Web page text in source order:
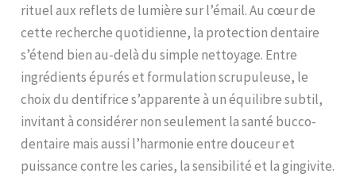
rituel aux reflets de lumière sur l’émail. Au cœur de
cette recherche quotidienne, la protection dentaire
s’étend bien au-delà du simple nettoyage. Entre
ingrédients épurés et formulation scrupuleuse, le
choix du dentifrice s’apparente à un équilibre subtil,
invitant à considérer non seulement la santé bucco-
dentaire mais aussi l’harmonie entre douceur et
puissance contre les caries, la sensibilité et la gingivite.